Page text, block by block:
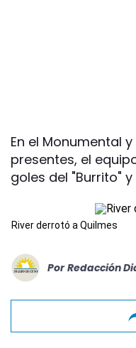
En el Monumental
presentes, el
goles del "Burrito" y
River derrotó a Quilmes
Por Redacción